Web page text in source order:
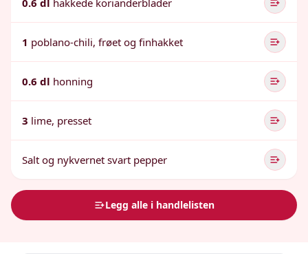
0.6 dl hakkede korianderblader
1 poblano-chili, frøet og finhakket
0.6 dl honning
3 lime, presset
Salt og nykvernet svart pepper
Legg alle i handlelisten